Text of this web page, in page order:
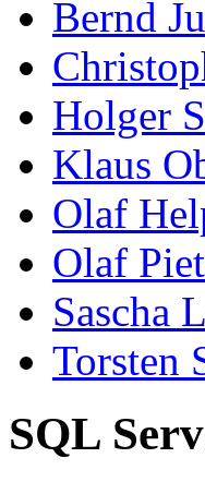
Bernd
Holger
Klaus
Olaf
Olaf
Sascha
Torsten
SQL